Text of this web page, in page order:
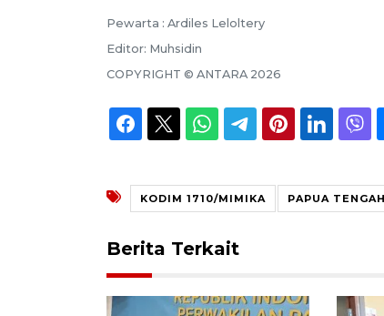
Pewarta : Ardiles Leloltery
Editor: Muhsidin
COPYRIGHT © ANTARA 2026
KODIM 1710/MIMIKA PAPUA TENGAH
Berita Terkait